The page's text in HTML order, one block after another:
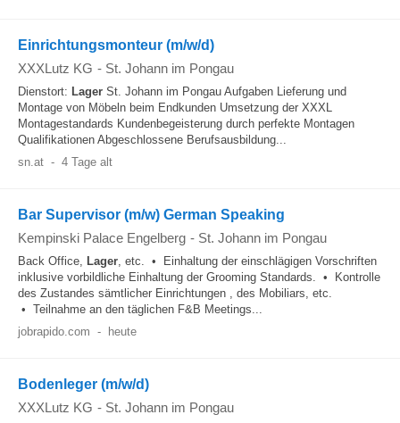
Einrichtungsmonteur (m/w/d)
XXXLutz KG - St. Johann im Pongau
Dienstort: Lager St. Johann im Pongau Aufgaben Lieferung und
Montage von Möbeln beim Endkunden Umsetzung der XXXL
Montagestandards Kundenbegeisterung durch perfekte Montagen
Qualifikationen Abgeschlossene Berufsausbildung...
sn.at - 4 Tage alt
Bar Supervisor (m/w) German Speaking
Kempinski Palace Engelberg - St. Johann im Pongau
Back Office, Lager, etc. • Einhaltung der einschlägigen Vorschriften
inklusive vorbildliche Einhaltung der Grooming Standards. • Kontrolle
des Zustandes sämtlicher Einrichtungen , des Mobiliars, etc.
• Teilnahme an den täglichen F&B Meetings...
jobrapido.com - heute
Bodenleger (m/w/d)
XXXLutz KG - St. Johann im Pongau